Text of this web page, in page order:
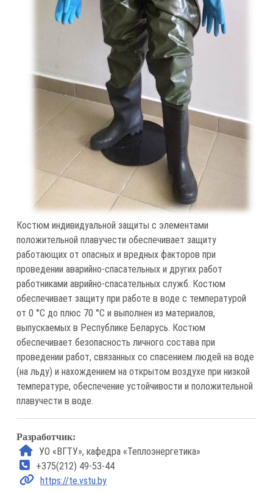
Костюм индивидуальной защиты с элементами
положительной плавучести обеспечивает защиту
работающих от опасных и вредных факторов при
проведении аварийно-спасательных и других работ
работниками аврийно-спасательных служб. Костюм
обеспечивает защиту при работе в воде с температурой
от 0 °С до плюс 70 °С и выполнен из материалов,
выпускаемых в Республике Беларусь. Костюм
обеспечивает безопасность личного состава при
проведении работ, связанных со спасением людей на воде
(на льду) и нахождением на открытом воздухе при низкой
температуре, обеспечение устойчивости и положительной
плавучести в воде.
Разработчик:
УО «ВГТУ», кафедра «Теплоэнергетика»
+375(212) 49-53-44
https://te.vstu.by